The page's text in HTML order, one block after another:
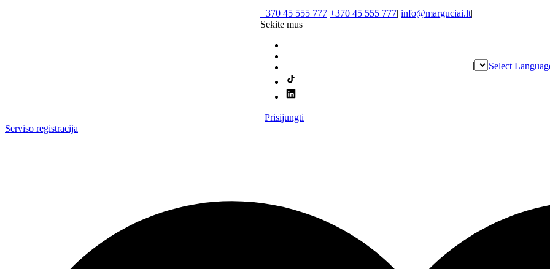
+370 45 555 777 +370 45 555 777| info@marguciai.lt|
Sekite mus
| Prisijungti
| Select
Serviso registracija